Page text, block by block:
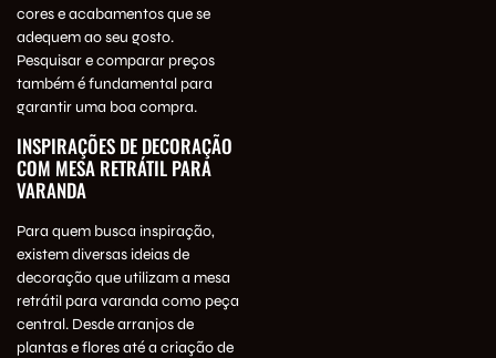
cores e acabamentos que se
adequem ao seu gosto.
Pesquisar e comparar preços
também é fundamental para
garantir uma boa compra.
INSPIRAÇÕES DE DECORAÇÃO
COM MESA RETRÁTIL PARA
VARANDA
Para quem busca inspiração,
existem diversas ideias de
decoração que utilizam a mesa
retrátil para varanda como peça
central. Desde arranjos de
plantas e flores até a criação de